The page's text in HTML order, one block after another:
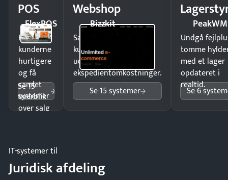
POS
FlexPOS
Ekspedér
kunderne
hurtigere
og få
samlet
overblik
over salg
Se 15
systemer
Webshop
Bizzkit
Sælg produkter 24/7 til
kunder i hele landet
uden
ekspedientomkostninger.
Se 15 systemer
Undgå
tomme
med et lager
opdateret i
realtid.
Se 6
IT-systemer til
Juridisk afdeling